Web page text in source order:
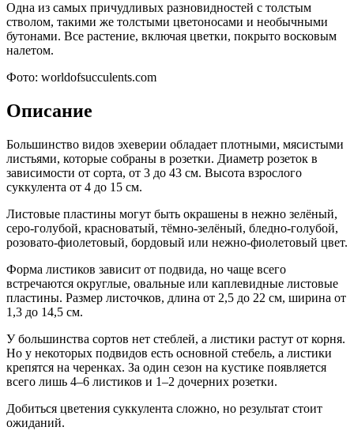
Одна из самых причудливых разновидностей с толстым
стволом, такими же толстыми цветоносами и необычными
бутонами. Все растение, включая цветки, покрыто восковым
налетом.
Фото: worldofsucculents.com
Описание
Большинство видов эхеверии обладает плотными, мясистыми
листьями, которые собраны в розетки. Диаметр розеток в
зависимости от сорта, от 3 до 43 см. Высота взрослого
суккулента от 4 до 15 см.
Листовые пластины могут быть окрашены в нежно зелёный,
серо-голубой, красноватый, тёмно-зелёный, бледно-голубой,
розовато-фиолетовый, бордовый или нежно-фиолетовый цвет.
Форма листиков зависит от подвида, но чаще всего
встречаются округлые, овальные или каплевидные листовые
пластины. Размер листочков, длина от 2,5 до 22 см, ширина от
1,3 до 14,5 см.
У большинства сортов нет стеблей, а листики растут от корня.
Но у некоторых подвидов есть основной стебель, а листики
крепятся на черенках. За один сезон на кустике появляется
всего лишь 4–6 листиков и 1–2 дочерних розетки.
Добиться цветения суккулента сложно, но результат стоит
ожиданий.